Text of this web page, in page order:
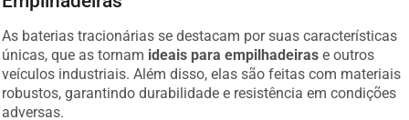
As baterias tracionárias se destacam por suas características
únicas, que as tornam ideais para empilhadeiras e outros
veículos industriais. Além disso, elas são feitas com materiais
robustos, garantindo durabilidade e resistência em condições
adversas.